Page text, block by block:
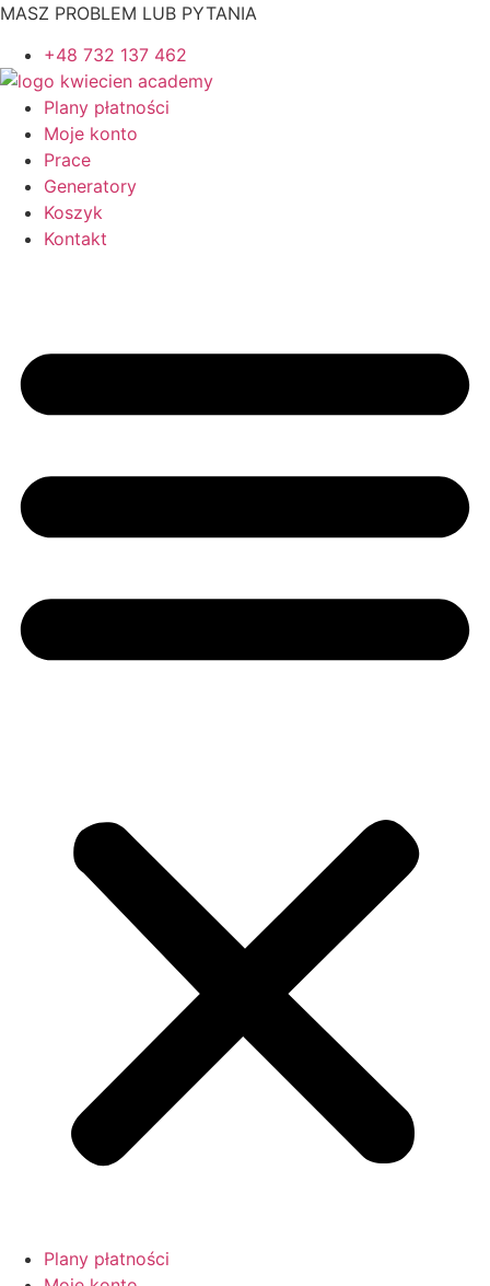
Przejdź
treści
MASZ PROBLEM LUB PYTANIA
+48 732 137 462
Plany płatności
Moje konto
Prace
Generatory
Koszyk
Kontakt
Plany płatności